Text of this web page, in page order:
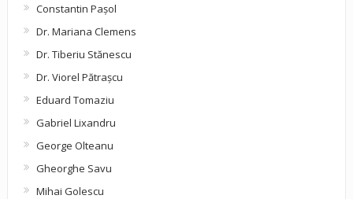
Constantin Pașol
Dr. Mariana Clemens
Dr. Tiberiu Stănescu
Dr. Viorel Pătraşcu
Eduard Tomaziu
Gabriel Lixandru
George Olteanu
Gheorghe Savu
Mihai Golescu